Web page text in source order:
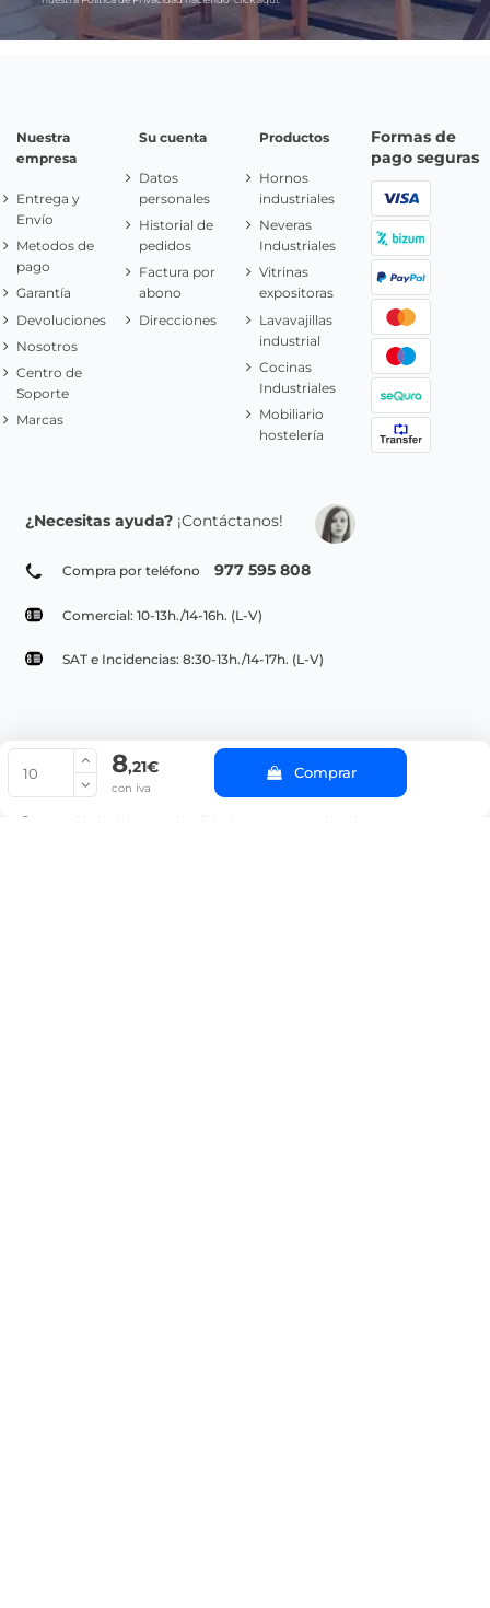
8,21€
con iva
Comprar
La cantidad mínima en el pedido de compra para el producto es 10.
Nuestra
empresa
Entrega y
Envío
Metodos de
pago
Garantía
Devoluciones
Nosotros
Centro de
Soporte
Marcas
Su cuenta
Datos
personales
Historial de
pedidos
Factura por
abono
Direcciones
Productos
Hornos
industriales
Neveras
Industriales
Vitrinas
expositoras
Lavavajillas
industrial
Cocinas
Industriales
Mobiliario
hostelería
Formas de
pago seguras
¿Necesitas ayuda? ¡Contáctanos!
Compra por teléfono 977 595 808
Comercial: 10-13h./14-16h. (L-V)
SAT e Incidencias: 8:30-13h./14-17h. (L-V)
© Copyright 2022 PepeBar.com |
Aviso legal y
Condiciones generales de compra |
Blog